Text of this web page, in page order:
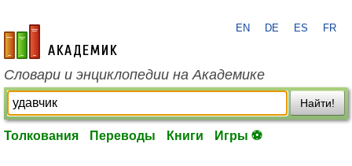
academic.ru
EN DE ES FR
Словари и энциклопедии на Академике
Найти!
Толкования Переводы Книги Игры ⚽